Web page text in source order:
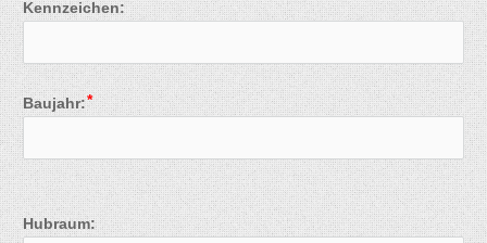
Kennzeichen:
Baujahr:
Hubraum: